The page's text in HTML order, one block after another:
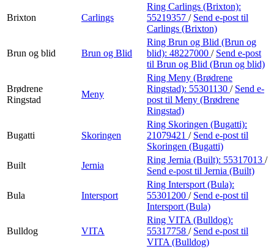
Brixton Carlings
Ring Carlings (Brixton):
55219357 / Send e-post til
Carlings (Brixton)
Brun og blid Brun og Blid
Ring Brun og Blid (Brun og
blid): 48227000 / Send e-post
til Brun og Blid (Brun og blid)
Brødrene
Ringstad
Meny
Ring Meny (Brødrene
Ringstad): 55301130 / Send e-
post til Meny (Brødrene
Ringstad)
Bugatti Skoringen
Ring Skoringen (Bugatti):
21079421 / Send e-post til
Skoringen (Bugatti)
Built
Jernia
Ring Jernia (Built): 55317013 /
Send e-post til Jernia (Built)
Bula Intersport
Ring Intersport (Bula):
55301200 / Send e-post til
Intersport (Bula)
Bulldog VITA
Ring VITA (Bulldog):
55317758 / Send e-post til
VITA (Bulldog)